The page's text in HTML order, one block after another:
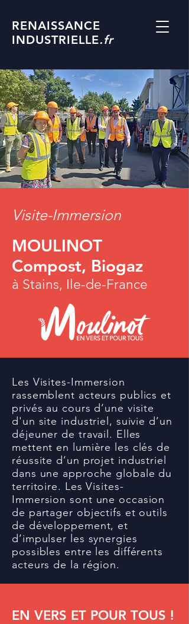
RENAISSANCE
INDUSTRIELLE.fr
Visite-Immersion
MOULINOT
Compost, Biogaz
à Stains, Ile-de-France
Les Visites-Immersion
rassemblent acteurs publics et
privés au cours d’une visite
d'un site industriel, suivie d’un
déjeuner de travail. Elles
mettent en lumière les clés de
réussite d’un projet industriel
dans une approche globale du
territoire. Les Visites-
Immersion sont une occasion
de partager objectifs et outils
de développement, et
d’impulser les synergies
possibles entre les différents
acteurs de la région.
EN VERS ET POUR TOUS !